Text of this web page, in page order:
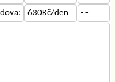
630Kč/den
- -